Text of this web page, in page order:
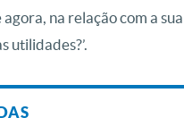
na relação com a
utilidades?’.